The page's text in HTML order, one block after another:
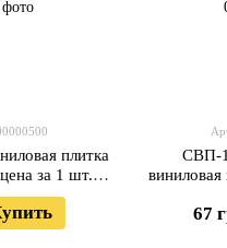
плитка
за 1 шт.
00000500
СВП-
67